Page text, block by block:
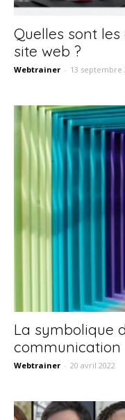
Quelles sont
site web ?
Webtrainer - 13 septembre
La symbolique
communication
Webtrainer - 20 avril 2022